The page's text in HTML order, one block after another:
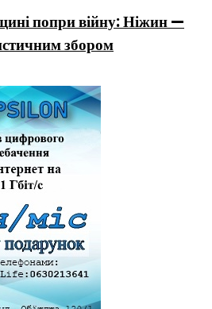
попри війну: Ніжин —
збором